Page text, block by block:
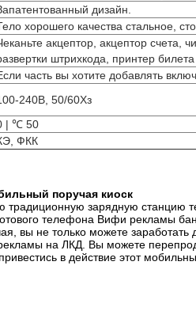
дизайн.
хорошего качества стальное,
акцептор, акцептор счета,
штрихкода, принтер билета
часть вы хотите добавлять
240В, 50/60Хз
| ℃ 50
ФКК
поручая киоск
традиционную зарядную
телефона Вифи рекламы
, вы не только можете
на ЛКД. Вы можете
в действие этот